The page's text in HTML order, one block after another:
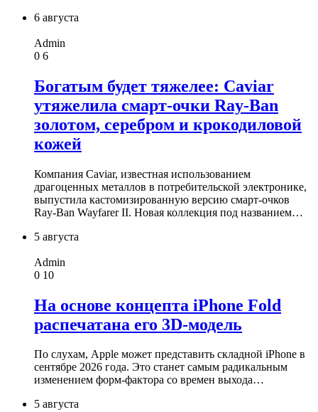
6 августа
Admin
0 6
Богатым будет тяжелее: Caviar
утяжелила смарт-очки Ray-Ban
золотом, серебром и крокодиловой
кожей
Компания Caviar, известная использованием
драгоценных металлов в потребительской электронике,
выпустила кастомизированную версию смарт-очков
Ray-Ban Wayfarer II. Новая коллекция под названием…
5 августа
Admin
0 10
На основе концепта iPhone Fold
распечатана его 3D-модель
По слухам, Apple может представить складной iPhone в
сентябре 2026 года. Это станет самым радикальным
изменением форм-фактора со времен выхода…
5 августа